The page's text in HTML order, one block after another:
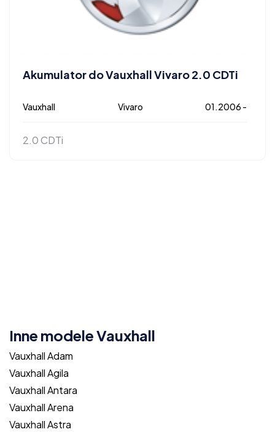
Akumulator do Vauxhall Vivaro 2.0 CDTi
Vauxhall Vivaro 01.2006 -
2.0 CDTi
Inne modele Vauxhall
Vauxhall Adam
Vauxhall Agila
Vauxhall Antara
Vauxhall Arena
Vauxhall Astra